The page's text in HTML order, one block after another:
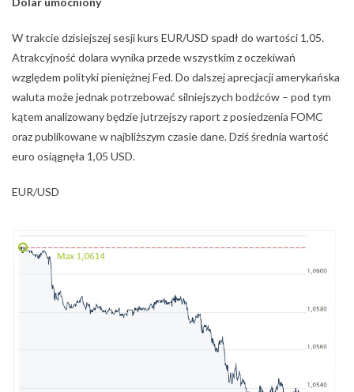
W trakcie dzisiejszej sesji kurs EUR/USD spadł do wartości 1,05.
Atrakcyjność dolara wynika przede wszystkim z oczekiwań
względem polityki pieniężnej Fed. Do dalszej aprecjacji amerykańska
waluta może jednak potrzebować silniejszych bodźców – pod tym
kątem analizowany będzie jutrzejszy raport z posiedzenia FOMC
oraz publikowane w najbliższym czasie dane. Dziś średnia wartość
euro osiągnęła 1,05 USD.
EUR/USD